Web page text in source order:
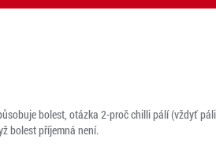
bolest, otázka 2-proč chilli pálí (vždyť
bolest příjemná není.